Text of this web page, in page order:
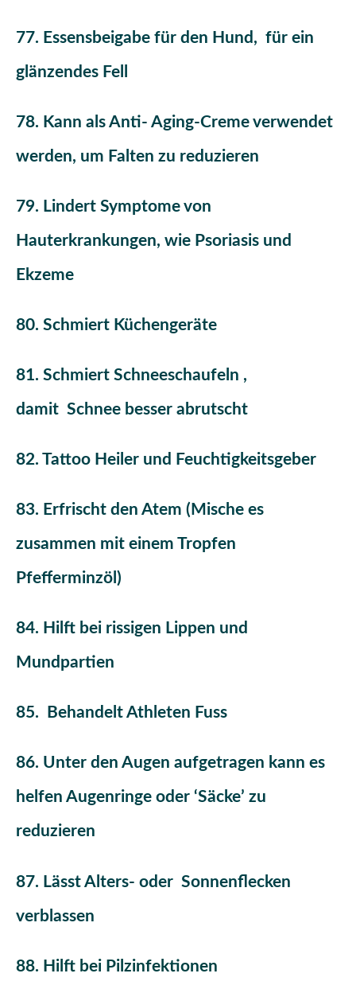
77. Essensbeigabe für den Hund, für ein
glänzendes Fell
78. Kann als Anti- Aging-Creme verwendet
werden, um Falten zu reduzieren
79. Lindert Symptome von
Hauterkrankungen, wie Psoriasis und
Ekzeme
80. Schmiert Küchengeräte
81. Schmiert Schneeschaufeln ,
damit Schnee besser abrutscht
82. Tattoo Heiler und Feuchtigkeitsgeber
83. Erfrischt den Atem (Mische es
zusammen mit einem Tropfen
Pfefferminzöl)
84. Hilft bei rissigen Lippen und
Mundpartien
85. Behandelt Athleten Fuss
86. Unter den Augen aufgetragen kann es
helfen Augenringe oder ‘Säcke’ zu
reduzieren
87. Lässt Alters- oder Sonnenflecken
verblassen
88. Hilft bei Pilzinfektionen